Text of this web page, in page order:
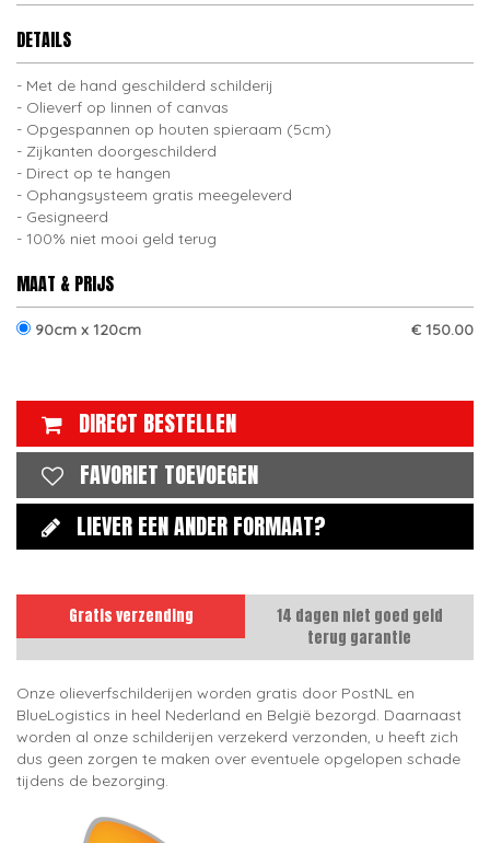
DETAILS
Met de hand geschilderd schilderij
Olieverf op linnen of canvas
Opgespannen op houten spieraam (5cm)
Zijkanten doorgeschilderd
Direct op te hangen
Ophangsysteem gratis meegeleverd
Gesigneerd
100% niet mooi geld terug
MAAT & PRIJS
90cm x 120cm € 150.00
DIRECT BESTELLEN
FAVORIET TOEVOEGEN
LIEVER EEN ANDER FORMAAT?
Gratis verzending
14 dagen niet goed geld
terug garantie
Onze olieverfschilderijen worden gratis door PostNL en
BlueLogistics in heel Nederland en België bezorgd. Daarnaast
worden al onze schilderijen verzekerd verzonden, u heeft zich
dus geen zorgen te maken over eventuele opgelopen schade
tijdens de bezorging.